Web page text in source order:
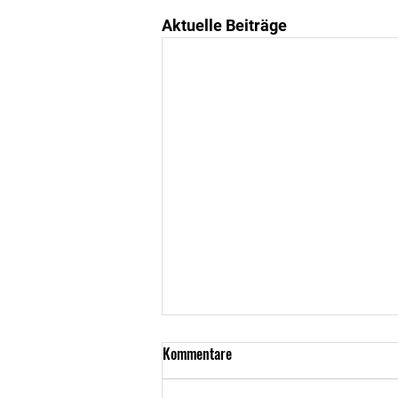
Aktuelle Beiträge
Kommentare